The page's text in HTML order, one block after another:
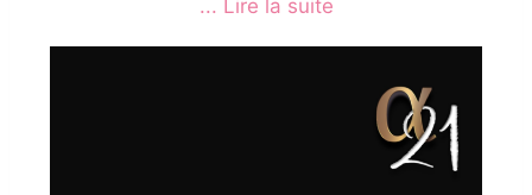
... Lire la suite